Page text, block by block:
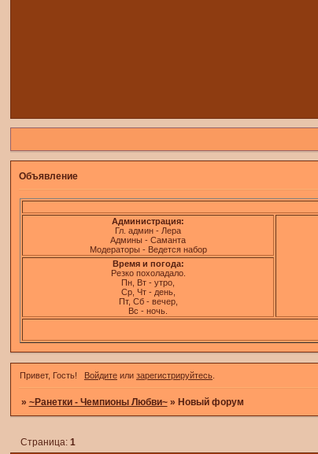
Объявление
Администрация:
Гл. админ - Лера
Админы - Саманта
Модераторы - Ведется набор
Время и погода:
Резко похоладало.
Пн, Вт - утро,
Ср, Чт - день,
Пт, Сб - вечер,
Вс - ночь.
Привет, Гость! Войдитеили зарегистрируйтесь.
» ~Ранетки - Чемпионы Любви~ » Новый форум
Страница: 1